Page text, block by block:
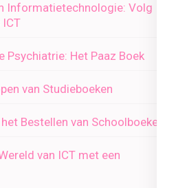
Informatietechnologie: Volg
ICT
Psychiatrie: Het Paaz Boek
van Studieboeken
Bestellen van Schoolboeken
van ICT met een